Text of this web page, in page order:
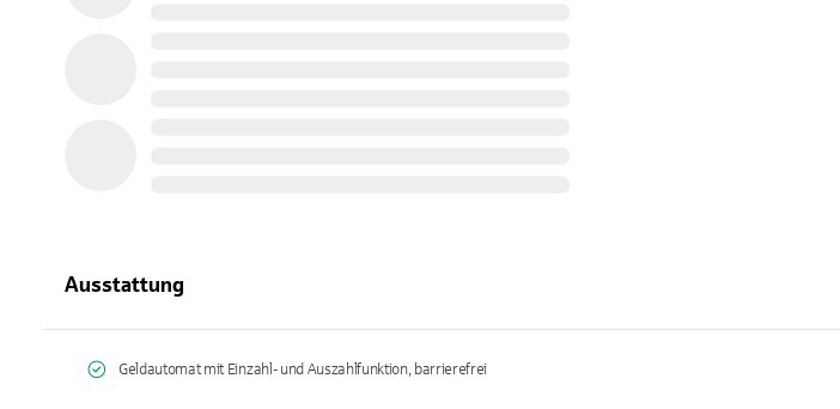
Ausstattung
Geldautomat mit Einzahl- und Auszahlfunktion, barrierefrei